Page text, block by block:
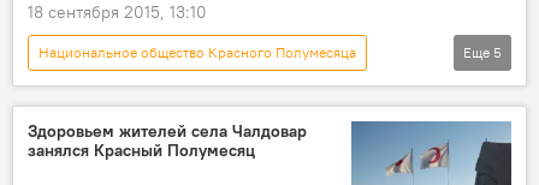
18 сентября 2015, 13:10
Национальное общество Красного Полумесяца
Новости
Кыргызстан
Общество
Джалал-Абад
Тамара Исраилова
Еще 5
Здоровьем жителей села Чалдовар
занялся Красный Полумесяц